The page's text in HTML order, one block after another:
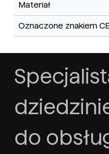
Materiał
Oznaczone znakiem CE
do